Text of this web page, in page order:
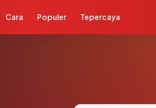
Cara Populer Tepercaya